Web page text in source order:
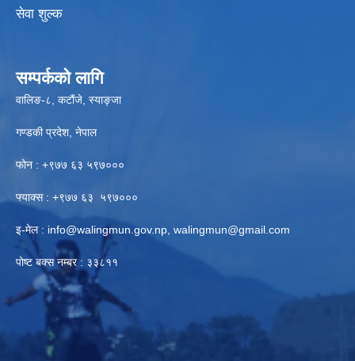
सेवा शुल्क
सम्पर्कको लागि
वालिङ-८, कटौंजे, स्याङ्जा
गण्डकी प्रदेश, नेपाल
फोन : +९७७ ६३ ५९७०००
फ्याक्स : +९७७ ६३ ५९७०००
इ-मेल : info@walingmun.gov.np walingmun@gmail.com
पोष्ट बक्स नम्बर : ३३८११